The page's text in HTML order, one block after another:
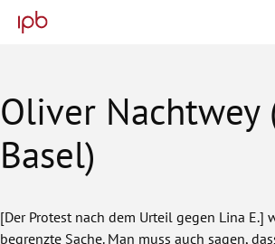
Inhalt
Oliver Nachtwey
Basel)
[Der Protest nach dem Urteil gegen Lina E.]
begrenzte Sache. Man muss auch sagen,